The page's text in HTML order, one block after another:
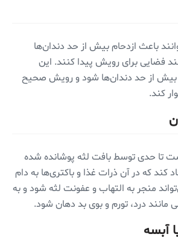
باعث ازدحام بیش از حد دندان‌ها
فضایی برای رویش پیدا کنند. این
بیش از حد دندان‌ها شود و رویش صحیح
کند.
تا حدی توسط بافت لثه پوشانده شده
کند که در آن ذرات غذا و باکتری‌ها به دام
منجر به التهاب و عفونت لثه شود و به
مانند درد، تورم و بوی بد دهان شود.
آبسه